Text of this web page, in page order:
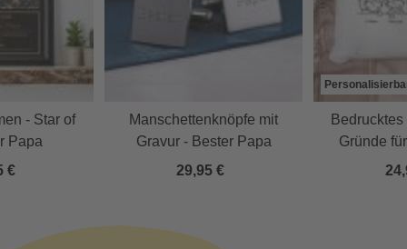
- Star of
Papa
€
Manschettenknöpfe mit
Gravur - Bester Papa
29,95 €
Gründe